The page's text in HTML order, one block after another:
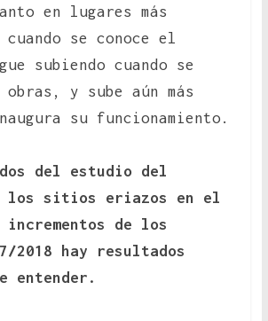
en lugares más
se conoce el
subiendo cuando se
y sube aún más
su funcionamiento.
del estudio del
los sitios eriazos en el
de los
2018 hay resultados
entender.